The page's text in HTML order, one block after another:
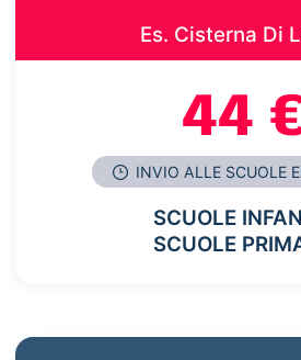
Es. Cisterna Di
44
INVIO ALLE SCUOLE
SCUOLE
SCUOLE